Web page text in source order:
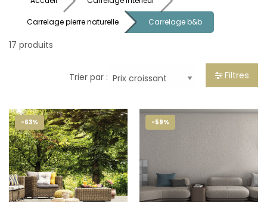
Carrelage pierre naturelle Carrelage b&b
17 produits
Trier par : Filtres
-63% -59%